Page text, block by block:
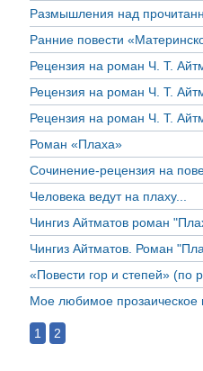
Размышления над
Ранние повести
Рецензия на роман Ч. Т.
Рецензия на роман Ч. Т.
Рецензия на роман Ч. Т.
Роман «Плаха»
Сочинение-рецензия на
Человека ведут на плаху...
Чингиз Айтматов роман
Чингиз Айтматов. Роман
«Повести гор и степей» (по
Мое любимое прозаическое
1 2